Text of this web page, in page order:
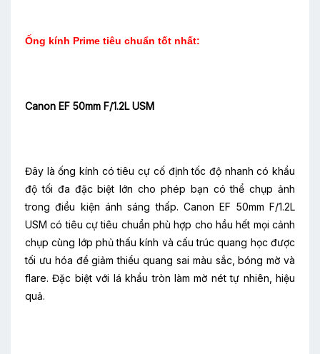
Ống kính Prime tiêu chuẩn tốt nhất:
Canon EF 50mm F/1.2L USM
Đây là ống kính có tiêu cự cố định tốc độ nhanh có khẩu
độ tối đa đặc biệt lớn cho phép bạn có thể chụp ảnh
trong điều kiện ánh sáng thấp. Canon EF 50mm F/1.2L
USM có tiêu cự tiêu chuẩn phù hợp cho hầu hết mọi cảnh
chụp cùng lớp phủ thấu kính và cấu trúc quang học được
tối ưu hóa để giảm thiểu quang sai màu sắc, bóng mờ và
flare. Đặc biệt với lá khẩu tròn làm mờ nét tự nhiên, hiệu
quả.